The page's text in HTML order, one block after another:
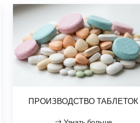
ПРОИЗВОДСТВО ТАБЛЕТОК